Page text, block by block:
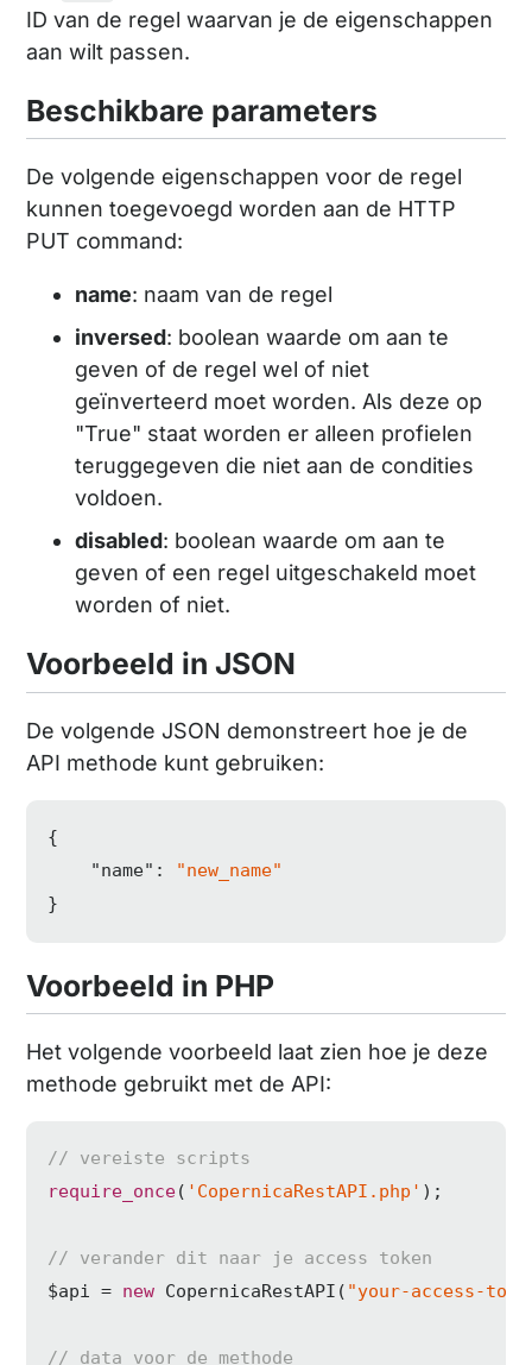
ID van de regel waarvan je de eigenschappen
aan wilt passen.
Beschikbare parameters
De volgende eigenschappen voor de regel
kunnen toegevoegd worden aan de HTTP
PUT command:
name: naam van de regel
inversed: boolean waarde om aan te
geven of de regel wel of niet
geïnverteerd moet worden. Als deze op
"True" staat worden er alleen profielen
teruggegeven die niet aan de condities
voldoen.
disabled: boolean waarde om aan te
geven of een regel uitgeschakeld moet
worden of niet.
Voorbeeld in JSON
De volgende JSON demonstreert hoe je de
API methode kunt gebruiken:
{
"name" : "new_name"
}
Voorbeeld in PHP
Het volgende voorbeeld laat zien hoe je deze
methode gebruikt met de API:
// vereiste scripts
require_once( 'CopernicaRestAPI.php' );
// verander dit naar je access token
$api = new CopernicaRestAPI( "your-access-
// data voor de methode